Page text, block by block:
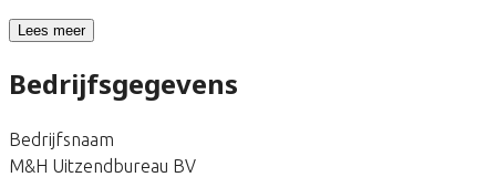
Lees meer
Bedrijfsgegevens
Bedrijfsnaam
M&H Uitzendbureau BV